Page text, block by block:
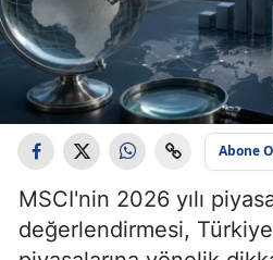
Abone
MSCI'nin 2026 yılı
değerlendirmesi,